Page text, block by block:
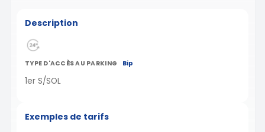
Description
TYPE D'ACCÈS AU PARKING Bip
1er S/SOL
Exemples de tarifs